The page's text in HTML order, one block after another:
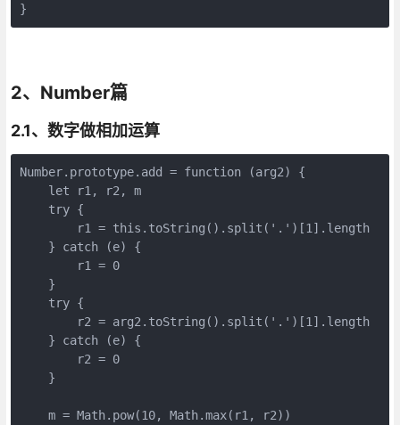
}
2、Number篇
2.1、数字做相加运算
Number.prototype.add = function (arg2) {
    let r1, r2, m
    try {
        r1 = this.toString().split('.')[1].length
    } catch (e) {
        r1 = 0
    }
    try {
        r2 = arg2.toString().split('.')[1].length
    } catch (e) {
        r2 = 0
    }
    m = Math.pow(10, Math.max(r1, r2))